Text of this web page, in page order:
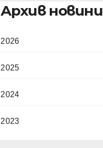
Архив новини
2026
2025
2024
2023